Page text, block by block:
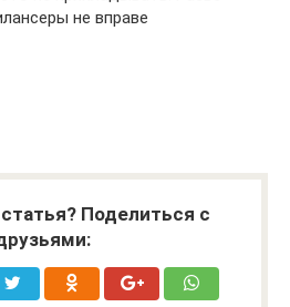
не вправе
Поделиться с